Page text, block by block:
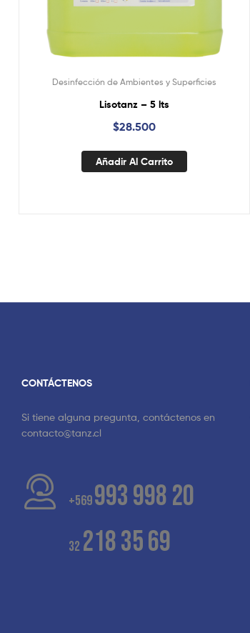
Desinfección de Ambientes y Superficies
Lisotanz – 5 lts
$28.500
Añadir Al Carrito
CONTÁCTENOS
Si tiene alguna pregunta, contáctenos en
contacto@tanz.cl
+569993 998 20
32 218 35 69